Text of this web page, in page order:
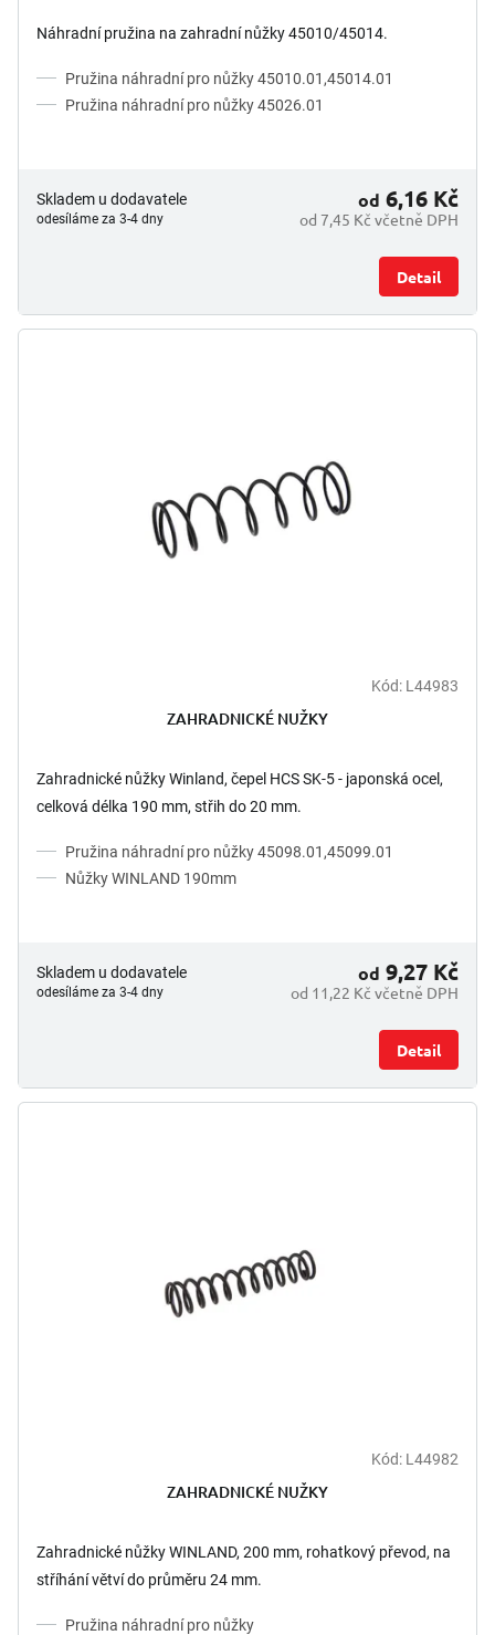
Náhradní pružina na zahradní nůžky 45010/45014.
Pružina náhradní pro nůžky 45010.01,45014.01
Pružina náhradní pro nůžky 45026.01
Skladem u dodavatele
odesíláme za 3-4 dny od 7,45 Kč včetně DPH
od 6,16 Kč
Detail
Kód: L44983
ZAHRADNICKÉ NUŽKY
Zahradnické nůžky Winland, čepel HCS SK-5 - japonská ocel,
celková délka 190 mm, střih do 20 mm.
Pružina náhradní pro nůžky 45098.01,45099.01
Nůžky WINLAND 190mm
Skladem u dodavatele
odesíláme za 3-4 dny od 11,22 Kč včetně DPH
od 9,27 Kč
Detail
Kód: L44982
ZAHRADNICKÉ NUŽKY
Zahradnické nůžky WINLAND, 200 mm, rohatkový převod, na
stříhání větví do průměru 24 mm.
Pružina náhradní pro nůžky